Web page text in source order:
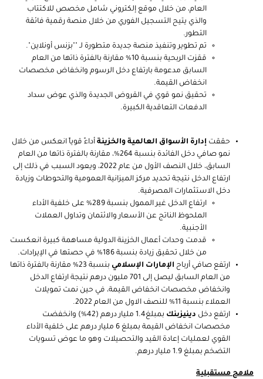
العام، من خلال موقع إلكتروني شامل مخصص للاكتتاب
والذي يتيح التسجيل الفوري من خلال منصة رقمية فائقة
التطور.
تم تطوير وتنفيذ منصة جديدة متطورة لـ ""بزنس أونلاين".
ققزت الربحية بنسبة 10% مقارنة بالفترة ذاتها من العام
السابق مدعومة بارتفاع دخل الرسوم وانخفاض مخصصات
انخفاض القيمة.
تحقيق نمو قوي في القروض الجديدة والذي عوض سداد
الدفعات التعاقدية الكبيرة.
حققت إدارة الأسواق العالمية والخزينة أداءً قوياً انعكس من خلال
نمو صافي دخل الفائدة بنسبة 264%، مقارنة بالفترة ذاتها من العام
السابق، خلال النصف الأول من عام 2022، ويعود السبب في ذلك إلى
ارتفاع الدخل نتيجة تحديد مركز الميزانية العمومية والتحوطات وزيادة
دخل الاستثمارات المصرفية.
ارتفاع الدخل غير الممول بنسبة 289% على خلفية الأداء
الملحوظ الناتج عن الأسعار والائتمان وتداول العملات
الأجنبية.
قدمت وحدات أعمال الخزينة الدولية مساهمة كبيرة انعكست
من خلال تحقيق زيادة بنسبة 186% في حصتها في الإيرادات.
ارتفع صافي أرباح الإمارات الإسلامي
بنسبة 23% مقارنة بالفترة ذاتها
من العام السابق ليصل إلى 701 مليون درهم نتيجة ارتفاع الدخل
وانخفاض مخصصات انخفاض القيمة، في حين نمت تمويلات
العملاء بنسبة 11% للنصف الاول من العام 2022.
ارتفع دخل دينيزبنك
بمبلغ1.4 مليار درهم (42%) وانخفضت
مخصصات انخفاض القيمة بمبلغ 6 مليار درهم على خلفية الأداء
القوي لعمليات إعادة القيد والتحصيلات وهو ما عوض تسويات
التضخم بمبلغ 1.9 مليار درهم.
ملامح مستقبلية